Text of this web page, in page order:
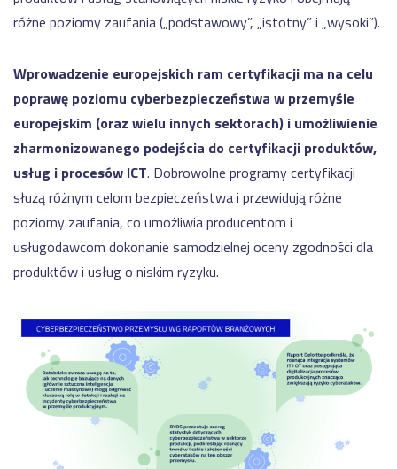
różne poziomy zaufania („podstawowy”, „istotny” i „wysoki”).
Wprowadzenie europejskich ram certyfikacji ma na celu
poprawę poziomu cyberbezpieczeństwa w przemyśle
europejskim (oraz wielu innych sektorach) i umożliwienie
zharmonizowanego podejścia do certyfikacji produktów,
usług i procesów ICT. Dobrowolne programy certyfikacji
służą różnym celom bezpieczeństwa i przewidują różne
poziomy zaufania, co umożliwia producentom i
usługodawcom dokonanie samodzielnej oceny zgodności dla
produktów i usług o niskim ryzyku.